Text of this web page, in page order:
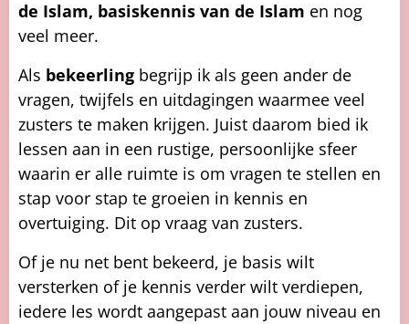
de Islam, basiskennis van de Islam en nog
veel meer.
Als bekeerling begrijp ik als geen ander de
vragen, twijfels en uitdagingen waarmee veel
zusters te maken krijgen. Juist daarom bied ik
lessen aan in een rustige, persoonlijke sfeer
waarin er alle ruimte is om vragen te stellen en
stap voor stap te groeien in kennis en
overtuiging. Dit op vraag van zusters.
Of je nu net bent bekeerd, je basis wilt
versterken of je kennis verder wilt verdiepen,
iedere les wordt aangepast aan jouw niveau en